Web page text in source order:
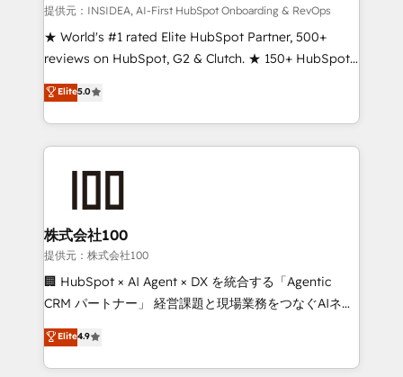
提供元：INSIDEA, AI-First HubSpot Onboarding & RevOps
★ World's #1 rated Elite HubSpot Partner, 500+
reviews on HubSpot, G2 & Clutch. ★ 150+ HubSpot
Certified Experts & Trainers across the team ★
1,500+ implementations across five continents ★ AI-
First, RevOps-led, Onboarding obsessed ★
Company of the Year 2024/25 INSIDEA helps
and build AI-powered workflows that drive adoption
from week one, in your time zone. What we do ➤
Onboarding: Live in weeks, with workflows built
around your business, not a template. ➤ Migration:
Move from any legacy CRM. Zero downtime, full data
run your revenue process. Sales, marketing, and
service wired together. ➤ AI and Integrations: Layer
Elite5.0
株式会社100
提供元：株式会社100
🏢 HubSpot × AI Agent × DX を統合する「Agentic
CRM パートナー」 経営課題と現場業務をつなぐAIネイ
ティブ・エージェンシーとして、HubSpot Eliteの実装
力で顧客フロント業務を再設計します。 💡 100inc は何
をする会社か？ HubSpotを共通基盤に、AIエージェン
Elite4.9